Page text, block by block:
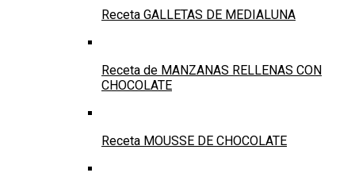
Receta GALLETAS DE MEDIALUNA
Receta de MANZANAS RELLENAS CON
CHOCOLATE
Receta MOUSSE DE CHOCOLATE